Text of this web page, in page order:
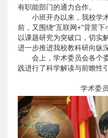
有职能部门的通力合作。
小班开办以来，我校学
前，又围绕“互联网+”背景
以课题研究为突破口，切实
进一步推进我校教科研向纵
会上，学术委员会各个
践进行了科学解读与前瞻性
学术委